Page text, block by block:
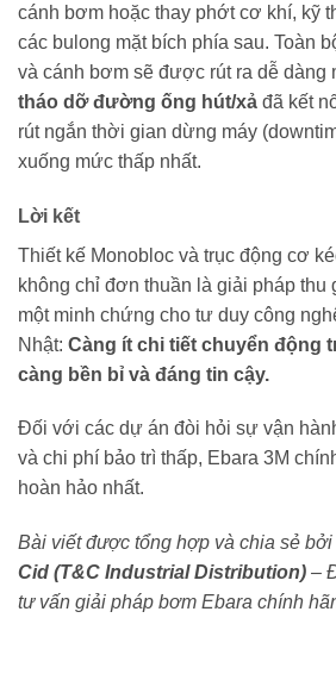
cánh bơm hoặc thay phớt cơ khí, kỹ
các bulong mặt bích phía sau. Toàn
và cánh bơm sẽ được rút ra dễ dàng
tháo dỡ đường ống hút/xả đã kết
rút ngắn thời gian dừng máy
xuống mức thấp nhất.
Lời kết
Thiết kế Monobloc và trục động cơ
không chỉ đơn thuần là giải pháp thu
một minh chứng cho tư duy công
Nhật: Càng ít chi tiết chuyển động
càng bền bỉ và đáng tin cậy.
Đối với các dự án đòi hỏi sự vận
và chi phí bảo trì thấp, Ebara 3M
hoàn hảo nhất.
Bài viết được tổng hợp và chia sẻ
Cid (T&C Industrial Distribution) –
tư vấn giải pháp bơm Ebara chính